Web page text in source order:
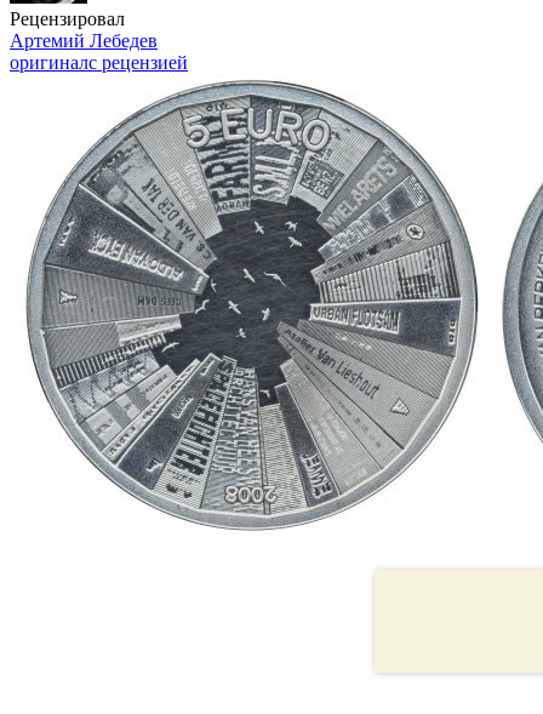
Рецензировал
Артемий Лебедев
оригиналс рецензией